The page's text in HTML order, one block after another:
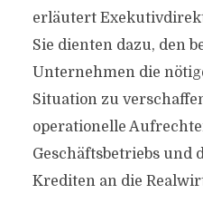
erläutert
Sie dienten dazu, den
Unternehmen die
Situation zu
operationelle
Geschäftsbetriebs und
Krediten an die